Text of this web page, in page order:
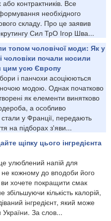
або контрактників. Все
необхідного
складу. Про це заявив
Сил ТрО Ігор Шва...
топом чоловічої моди: Як у
чоловіки почали носили
цим усю Європу
і панчохи асоціюються
модою. Однак початково
як елементи винятково
а особливо
у Франції, передають
на підборах з'яви...
щіпку цього інгредієнта
улюблений напій для
не кожному до вподоби його
ви хочете покращити смак
збільшуючи кількість калорій,
інгредієнт, який може
За слов...